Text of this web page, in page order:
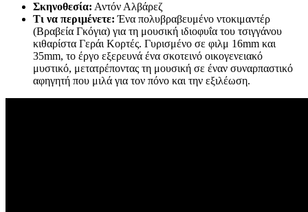
Σκηνοθεσία: Αντόν Αλβάρεζ
Τι να περιμένετε: Ένα πολυβραβευμένο ντοκιμαντέρ
(Βραβεία Γκόγια) για τη μουσική ιδιοφυΐα του τσιγγάνου
κιθαρίστα Γεράι Κορτές. Γυρισμένο σε φιλμ 16mm και
35mm, το έργο εξερευνά ένα σκοτεινό οικογενειακό
μυστικό, μετατρέποντας τη μουσική σε έναν συναρπαστικό
αφηγητή που μιλά για τον πόνο και την εξιλέωση.